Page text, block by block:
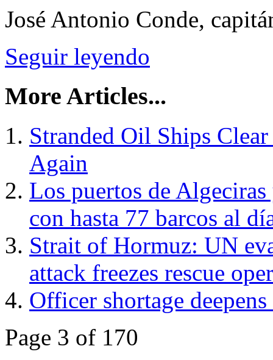
José Antonio Conde,
Seguir leyendo
More Articles...
Stranded Oil Ships
Again
Los puertos de
con hasta 77 barcos al
Strait of Hormuz: UN
attack freezes rescue
Officer shortage
Page 3 of 170